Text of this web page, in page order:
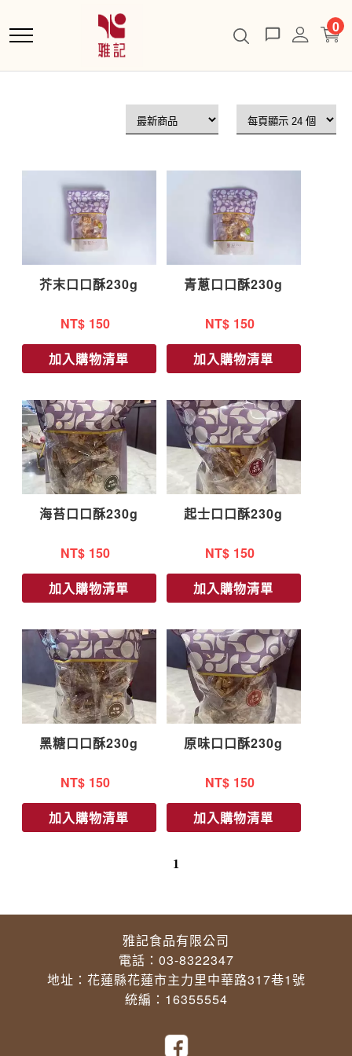
到
主
要
0
芥末口口酥230g
NT$ 150
加入購物清單
青蔥口口酥230g
NT$ 150
加入購物清單
海苔口口酥230g
NT$ 150
加入購物清單
起士口口酥230g
NT$ 150
加入購物清單
黑糖口口酥230g
NT$ 150
加入購物清單
原味口口酥230g
NT$ 150
加入購物清單
1
雅記食品有限公司
電話：03-8322347
地址：花蓮縣花蓮市主力里中華路317巷1號
統編：16355554